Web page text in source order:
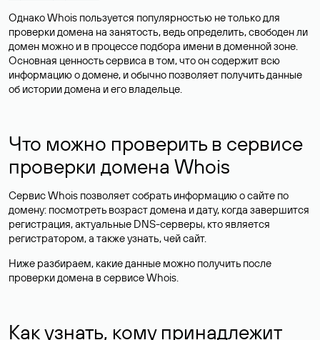
Однако Whois пользуется популярностью не только для
проверки домена на занятость, ведь определить, свободен ли
домен можно и в процессе подбора имени в доменной зоне.
Основная ценность сервиса в том, что он содержит всю
информацию о домене, и обычно позволяет получить данные
об истории домена и его владельце.
Что можно проверить в сервисе
проверки домена Whois
Сервис Whois позволяет собрать информацию о сайте по
домену: посмотреть возраст домена и дату, когда завершится
регистрация, актуальные DNS-серверы, кто является
регистратором, а также узнать, чей сайт.
Ниже разбираем, какие данные можно получить после
проверки домена в сервисе Whois.
Как узнать, кому принадлежит